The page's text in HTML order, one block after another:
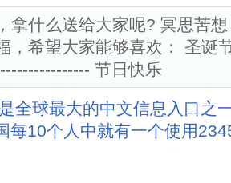
拿什么送给大家呢? 冥思苦
，希望大家能够喜欢： 圣诞
节日快乐
全球最大的中文信息入口之
每10个人中就有一个使用